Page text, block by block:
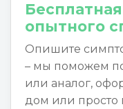
опытного
Опишите
– мы поможем
или аналог,
дом или просто